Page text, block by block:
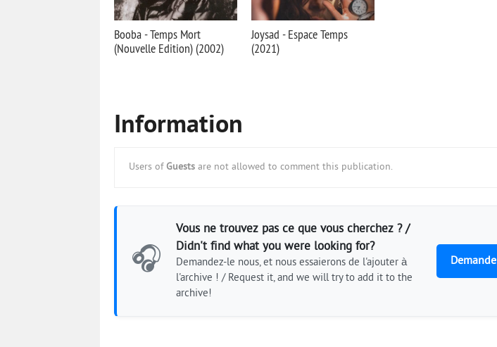
Booba - Temps Mort
(Nouvelle Edition) (2002)
Joysad - Espace Temps
(2021)
Information
Users of Guests are not allowed to comment this publication.
🎧
Vous ne trouvez pas ce que vous cherchez ? /
Didn't find what you were looking for?
Demandez-le nous, et nous essaierons de l'ajouter à
l'archive ! / Request it, and we will try to add it to the
archive!